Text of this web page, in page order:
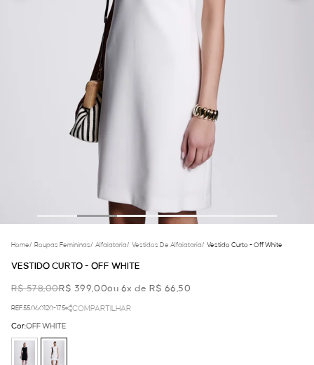
Home/ Roupas Femininas/ Alfaiataria/ Vestidos De Alfaiataria/ Vestido Curto - Off White
VESTIDO CURTO - OFF WHITE
R$ 578,00R$ 399,00ou 6x de R$ 66,50
REF.55.06.0120-175 COMPARTILHAR
Cor:OFF WHITE